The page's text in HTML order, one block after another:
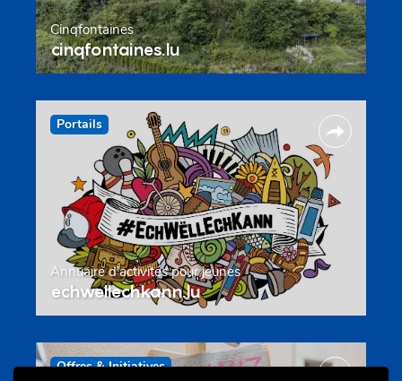
Cinqfontaines
cinqfontaines.lu
Portails
Annuaire d’activités pour jeunes
echwellechkann.lu
Offres & Initiatives